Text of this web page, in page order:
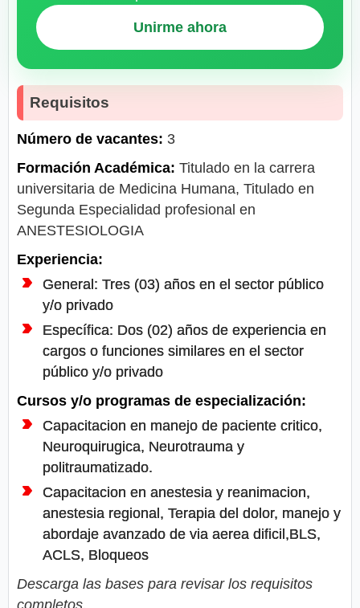
Unirme ahora
Requisitos
Número de vacantes: 3
Formación Académica: Titulado en la carrera
universitaria de Medicina Humana, Titulado en
Segunda Especialidad profesional en
ANESTESIOLOGIA
Experiencia:
General: Tres (03) años en el sector público
y/o privado
Específica: Dos (02) años de experiencia en
cargos o funciones similares en el sector
público y/o privado
Cursos y/o programas de especialización:
Capacitacion en manejo de paciente critico,
Neuroquirugica, Neurotrauma y
politraumatizado.
Capacitacion en anestesia y reanimacion,
anestesia regional, Terapia del dolor, manejo y
abordaje avanzado de via aerea dificil,BLS,
ACLS, Bloqueos
Descarga las bases para revisar los requisitos
completos.